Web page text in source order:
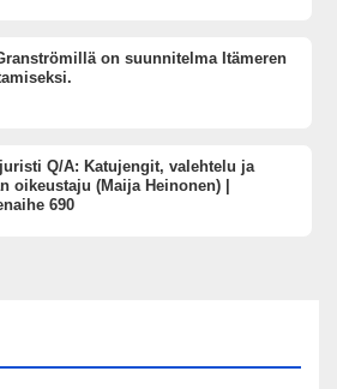
on suunnitelma Itämeren
Q/A: Katujengit, valehtelu ja
oikeustaju (Maija Heinonen) |
690